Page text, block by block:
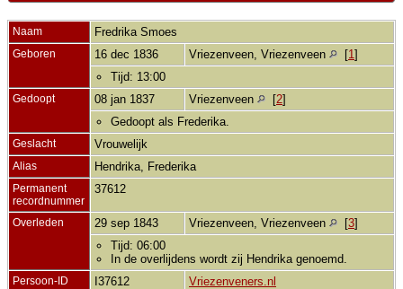
Naam Fredrika Smoes
Geboren 16 dec 1836 Vriezenveen, Vriezenveen [1 ]
Tijd: 13:00
Gedoopt 08 jan 1837 Vriezenveen [2]
Gedoopt als Frederika.
Geslacht Vrouwelijk
Alias Hendrika, Frederika
Permanent
recordnummer
37612
Overleden 29 sep 1843 Vriezenveen, Vriezenveen [3]
Tijd: 06:00
In de overlijdens wordt zij Hendrika genoemd.
Persoon-ID I37612 Vriezenveners.nl